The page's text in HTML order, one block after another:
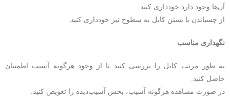
آن‌ها وجود دارد خودداری کنید.
از چسباندن یا بستن کابل به سطوح تیز خودداری کنید.
نگهداری مناسب
به طور مرتب کابل را بررسی کنید تا از وجود هرگونه آسیب اطمینان
حاصل کنید.
در صورت مشاهده هرگونه آسیب، بخش آسیب‌دیده را تعویض کنید.